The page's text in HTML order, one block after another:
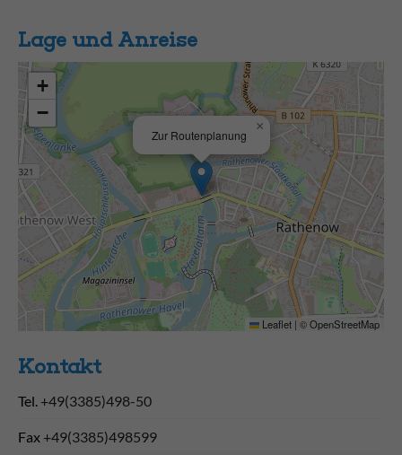
Lage und Anreise
Zur Routenplanung
×
+
−
Leaflet | ©OpenStreetMap
Kontakt
Tel. +49(3385)498-50
Fax +49(3385)498599